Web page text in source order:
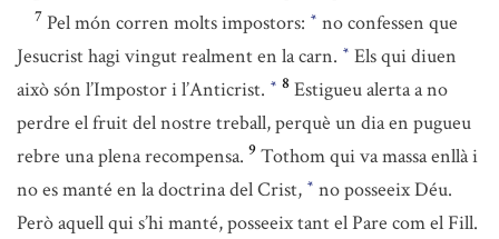
7 Pel món corren molts impostors: * no confessen que
Jesucrist hagi vingut realment en la carn. * Els qui diuen
això són l’Impostor i l’Anticrist. * 8 Estigueu alerta a no
perdre el fruit del nostre treball, perquè un dia en pugueu
rebre una plena recompensa. 9 Tothom qui va massa enllà i
no es manté en la doctrina del Crist, * no posseeix Déu.
Però aquell qui s’hi manté, posseeix tant el Pare com el Fill.